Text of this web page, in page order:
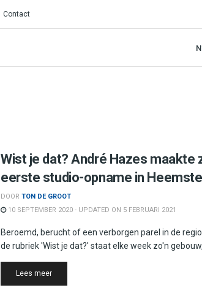
Contact
Wist je dat? André Hazes maakte
eerste studio-opname in
DOOR TON DE GROOT
10 SEPTEMBER 2020 - UPDATED ON 5 FEBRUARI 2021
Beroemd, berucht of een verborgen parel in de
de rubriek 'Wist je dat?' staat elke week zo'n gebouw,
Lees meerDetails